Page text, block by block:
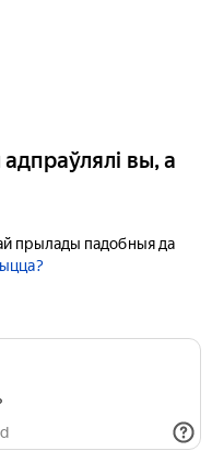
вы, а
прылады падобныя да